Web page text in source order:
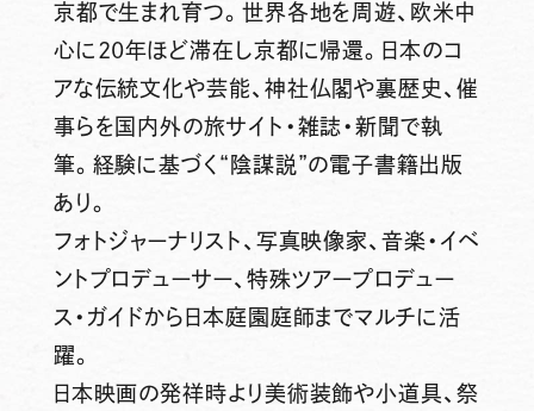
京都で生まれ育つ。世界各地を周遊、欧米中
心に20年ほど滞在し京都に帰還。日本のコ
アな伝統文化や芸能、神社仏閣や裏歴史、催
事らを国内外の旅サイト・雑誌・新聞で執
筆。経験に基づく“陰謀説”の電子書籍出版
あり。
フォトジャーナリスト、写真映像家、音楽・イベ
ントプロデューサー、特殊ツアープロデュー
ス・ガイドから日本庭園庭師までマルチに活
躍。
日本映画の発祥時より美術装飾や小道具、祭